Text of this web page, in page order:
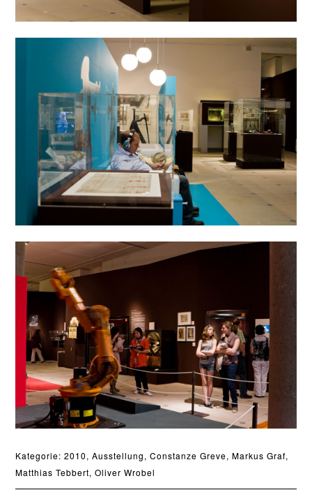
Kategorie:2010,Ausstellung,Constanze Greve,Markus Graf,
Matthias Tebbert,Oliver Wrobel